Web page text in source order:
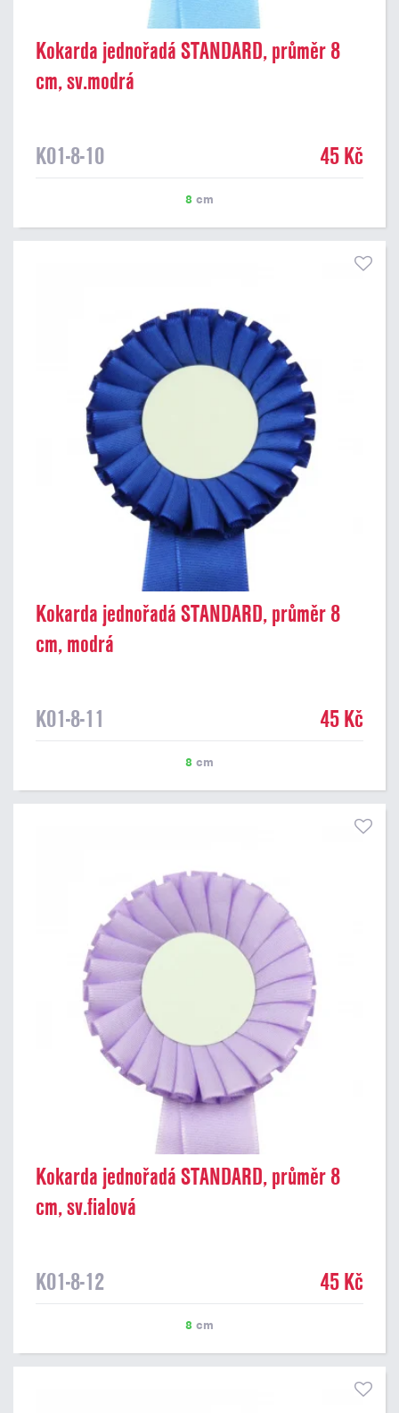
Kokarda jednořadá STANDARD, průměr 8
cm, sv.modrá
K01-8-10 45 Kč
8 cm
Kokarda jednořadá STANDARD, průměr 8
cm, modrá
K01-8-11 45 Kč
8 cm
Kokarda jednořadá STANDARD, průměr 8
cm, sv.fialová
K01-8-12 45 Kč
8 cm